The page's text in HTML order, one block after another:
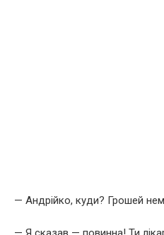
— Андрійко, куди? Грошей